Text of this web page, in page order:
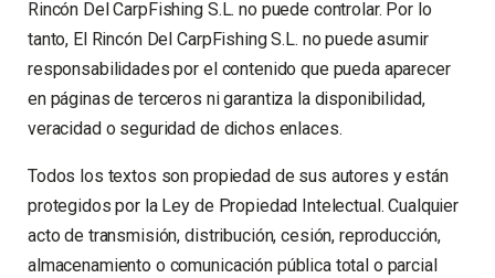
Rincón Del CarpFishing S.L. no puede controlar. Por lo
tanto, El Rincón Del CarpFishing S.L. no puede asumir
responsabilidades por el contenido que pueda aparecer
en páginas de terceros ni garantiza la disponibilidad,
veracidad o seguridad de dichos enlaces.
Todos los textos son propiedad de sus autores y están
protegidos por la Ley de Propiedad Intelectual. Cualquier
acto de transmisión, distribución, cesión, reproducción,
almacenamiento o comunicación pública total o parcial